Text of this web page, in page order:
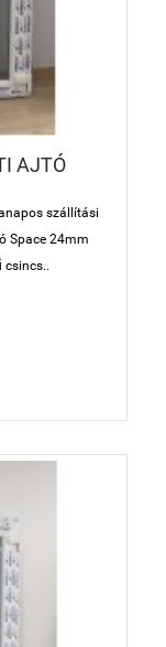
AJTÓ
szállítási
Space 24mm